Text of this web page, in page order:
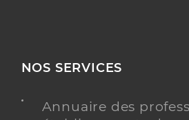
NOS SERVICES
Annuaire des